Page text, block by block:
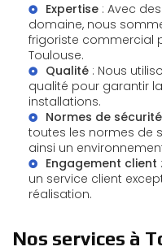
Expertise : Avec
domaine, nous
frigoriste commercial
Toulouse.
Qualité : Nous
qualité pour garantir
installations.
Normes de sécurité
toutes les normes de
ainsi un
Engagement client
un service client
réalisation.
Nos services à